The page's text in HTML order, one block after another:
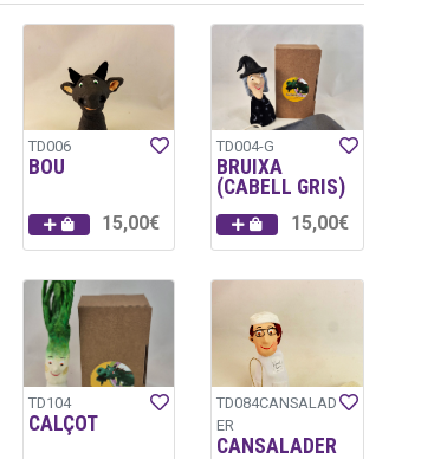
TD006
BOU
15,00€
TD004-G
BRUIXA
(CABELL GRIS)
15,00€
TD104
CALÇOT
TD084CANSALAD
ER
CANSALADER